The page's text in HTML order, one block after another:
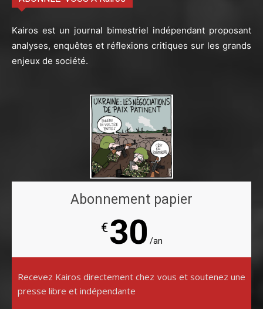
Kairos est un journal bimestriel indépendant proposant
analyses, enquêtes et réflexions critiques sur les grands
enjeux de société.
Abonnement papier
€30 /an
Recevez Kairos directement chez vous et soutenez une
presse libre et indépendante